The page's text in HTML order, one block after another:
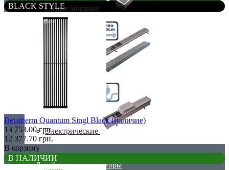
Самые мощные
Электрические
Дизайнерские радиаторы
BLACK STYLE
Betatherm Quantum Singl Black (наличие)
13 753.00 грн.
12 377.70 грн.
В корзину
В НАЛИЧИИ